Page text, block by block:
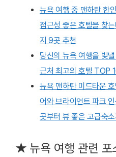
뉴욕 여행 중 맨하탄 한
접근성 좋은 호텔을 찾
지 9곳 추천
당신의 뉴욕 여행을 빛
근처 최고의 호텔 TOP
뉴욕 맨하탄 미드타운
어와 브라이언트 파크
곳부터 뷰 좋은 고급숙
★ 뉴욕 여행 관련 포